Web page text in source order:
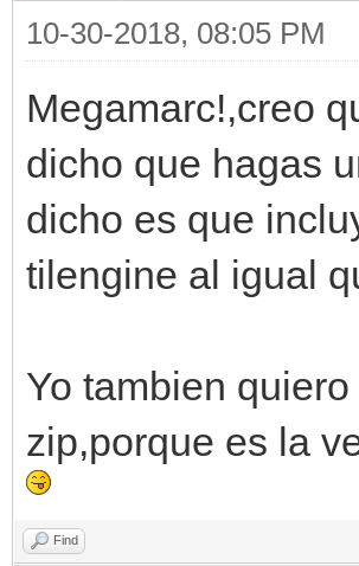
10-30-2018, 08:05 PM
Megamarc!,creo
dicho que hagas
dicho es que
tilengine al igual
Yo tambien
zip,porque es la
Find